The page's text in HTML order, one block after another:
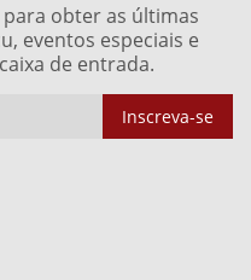
obter as últimas
eventos especiais e
de entrada.
Inscreva-se